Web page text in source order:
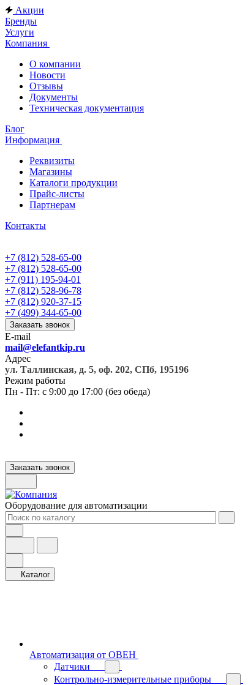
Акции
Бренды
Услуги
Компания
О компании
Новости
Отзывы
Документы
Техническая документация
Блог
Информация
Реквизиты
Магазины
Каталоги продукции
Прайс-листы
Партнерам
Контакты
+7 (812) 528-65-00
+7 (812) 528-65-00
+7 (911) 195-94-01
+7 (812) 528-96-78
+7 (812) 920-37-15
+7 (499) 344-65-00
Заказать звонок
E-mail
mail@elefantkip.ru
Адрес
ул. Таллинская, д. 5, оф. 202, СПб, 195196
Режим работы
Пн - Пт: с 9:00 до 17:00 (без обеда)
Заказать звонок
Оборудование для автоматизации
Каталог
Автоматизация от ОВЕН
Датчики
Контрольно-измерительные приборы